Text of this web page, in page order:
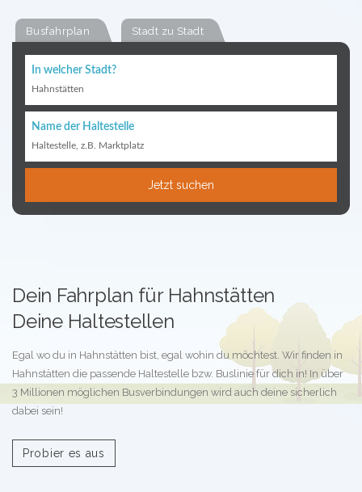
Busfahrplan Stadt zu Stadt
In welcher Stadt?
Hahnstätten
Name der Haltestelle
Haltestelle, z.B. Marktplatz
Jetzt suchen
Dein Fahrplan für Hahnstätten
Deine Haltestellen
Egal wo du in Hahnstätten bist, egal wohin du möchtest. Wir finden in
Hahnstätten die passende Haltestelle bzw. Buslinie für dich in! In über
3 Millionen möglichen Busverbindungen wird auch deine sicherlich
dabei sein!
Probier es aus